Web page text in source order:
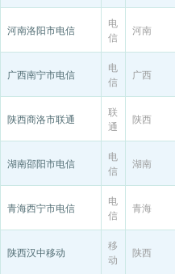
河南洛阳市电信
电
信
河南
广西南宁市电信
电
信
广西
陕西商洛市联通
联
通
陕西
湖南邵阳市电信
电
信
湖南
青海西宁市电信
电
信
青海
陕西汉中移动
移
动
陕西